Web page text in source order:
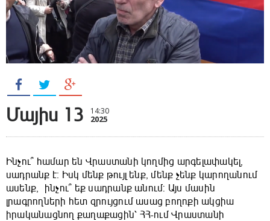
Մայիս 13 14:30
2025
Ինչու՞ համար են Վրաստանի կողմից արգելափակել,
սադրանք է։ Իսկ մենք թույլ ենք, մենք չենք կարողանում
ասենք, ինչու՞ եք սադրանք անում: Այս մասին
լրագրողների հետ զրույցում ասաց բողոքի ակցիա
իրականացնող քաղաքացին՝ ՀՀ-ում Վրաստանի